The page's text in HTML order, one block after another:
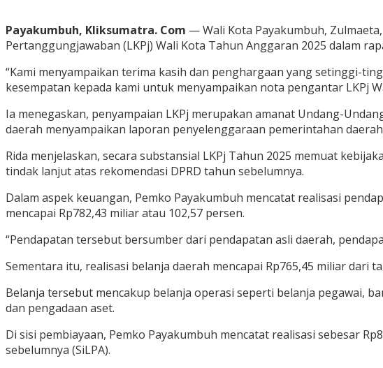
Payakumbuh, Kliksumatra. Com — Wali Kota Payakumbuh,
Pertanggungjawaban (LKPj) Wali Kota Tahun Anggaran 2025 dalam
“Kami menyampaikan terima kasih dan penghargaan yang setinggi-
kesempatan kepada kami untuk menyampaikan nota pengantar LKPj
Ia menegaskan, penyampaian LKPj merupakan amanat Undang-
daerah menyampaikan laporan penyelenggaraan pemerintahan
Rida menjelaskan, secara substansial LKPj Tahun 2025 memuat
tindak lanjut atas rekomendasi DPRD tahun sebelumnya.
Dalam aspek keuangan, Pemko Payakumbuh mencatat realisasi
mencapai Rp782,43 miliar atau 102,57 persen.
“Pendapatan tersebut bersumber dari pendapatan asli daerah,
Sementara itu, realisasi belanja daerah mencapai Rp765,45 miliar dari
Belanja tersebut mencakup belanja operasi seperti belanja pegawai,
dan pengadaan aset.
Di sisi pembiayaan, Pemko Payakumbuh mencatat realisasi sebesar
sebelumnya (SiLPA).